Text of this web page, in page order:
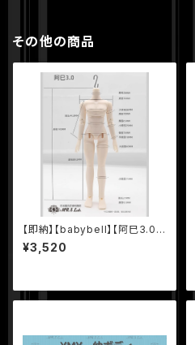
その他の商品
【即納】【babybell】【阿巳3.0・
腹筋ver.】14.0cm 1/12 BJD
球体関節人形 ボディ
¥3,520